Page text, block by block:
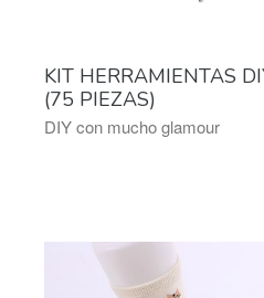
KIT HERRAMIENTAS
(75 PIEZAS)
DIY con mucho glamour